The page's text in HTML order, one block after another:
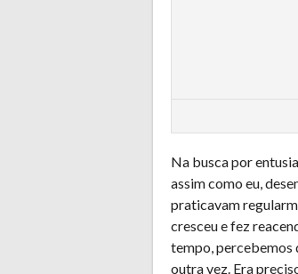
Na busca por
assim como eu,
praticavam
cresceu e fez
tempo, percebemos
outra vez. Era